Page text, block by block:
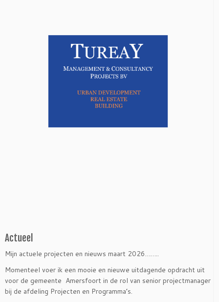
Actueel
Mijn actuele projecten en nieuws maart 2026……..
Momenteel voer ik een mooie en nieuwe uitdagende opdracht uit
voor de gemeente Amersfoort in de rol van senior projectmanager
bij de afdeling Projecten en Programma’s.